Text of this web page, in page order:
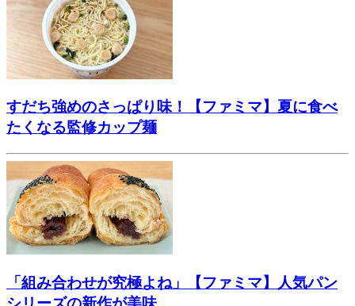
すだち強めのさっぱり味！【ファミマ】夏に食べ
たくなる監修カップ麺
「組み合わせが究極よね」【ファミマ】人気パン